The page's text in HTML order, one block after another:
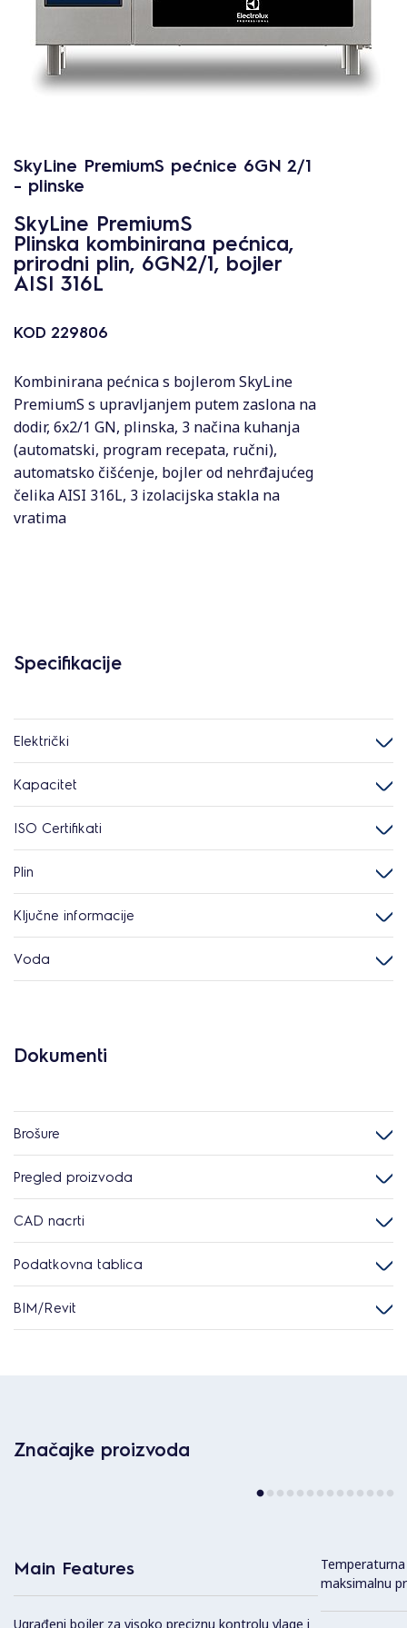
SkyLine PremiumS pećnice 6GN 2/1
- plinske
SkyLine PremiumS
Plinska kombinirana pećnica,
prirodni plin, 6GN2/1, bojler
AISI 316L
KOD 229806
Kombinirana pećnica s bojlerom SkyLine
PremiumS s upravljanjem putem zaslona na
dodir, 6x2/1 GN, plinska, 3 načina kuhanja
(automatski, program recepata, ručni),
automatsko čišćenje, bojler od nehrđajućeg
čelika AISI 316L, 3 izolacijska stakla na
vratima
Specifikacije
Električki
Kapacitet
ISO Certifikati
Plin
Ključne informacije
Voda
Dokumenti
Brošure
Pregled proizvoda
CAD nacrti
Podatkovna tablica
BIM/Revit
Značajke proizvoda
Main Features
Ugrađeni bojler za visoko preciznu kontrolu vlage i
maksimalnu